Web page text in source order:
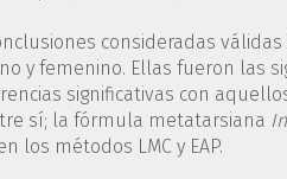
consideradas
y femenino. Ellas fueron las
significativas con
sí; la fórmula metatarsiana
los métodos LMC y EAP.